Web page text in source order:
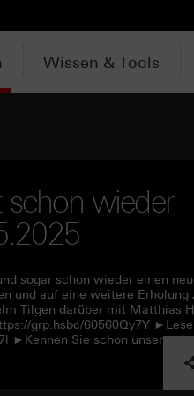
Wissen & Tools
schon wieder
sogar schon wieder einen
und auf eine weitere Erholung
Tilgen darüber mit Matthias
grp.hsbc/60560Qy7Y
►Kennen Sie schon unseren